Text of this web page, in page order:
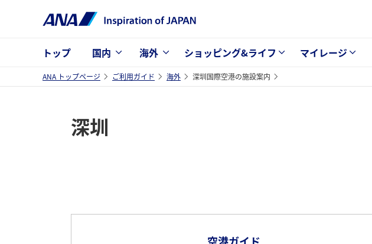
トップ 国内 海外 ショッピング&ライフ マイレージ
ANA トップページ ご利用ガイド 海外 深圳国際空港の施設案内
深圳